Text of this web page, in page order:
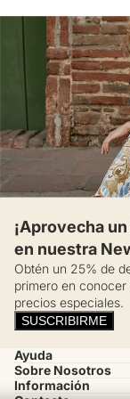
¡Aprovecha
en nuestra
Obtén un 25% de
primero en
precios especiales.
SUSCRIBIRME
Ayuda
Sobre Nosotros
Información